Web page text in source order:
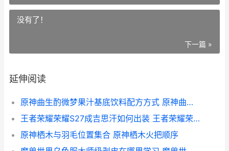
没有了！
下一篇 »
延伸阅读
原神曲生酌微梦果汁基底饮料配方方式 原神曲生酌微梦活动时间
王者荣耀荣耀S27成吉思汗如何出装 王者荣耀荣耀之章
原神栖木与羽毛位置集合 原神栖木火把顺序